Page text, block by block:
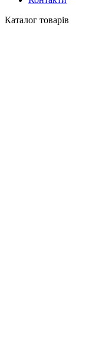
Каталог товарів